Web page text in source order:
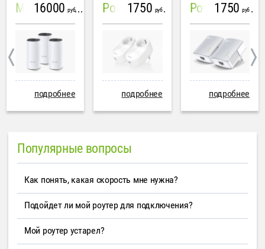
Mesh система TP-Link Deco M4 (3 устройства)
16000 руб
подробнее
PowerLine Tenda PH6
1750 руб
подробнее
PowerLine TP-Link AV600
1750 руб
подробнее
Популярные вопросы
Как понять, какая скорость мне нужна?
Подойдет ли мой роутер для подключения?
Мой роутер устарел?